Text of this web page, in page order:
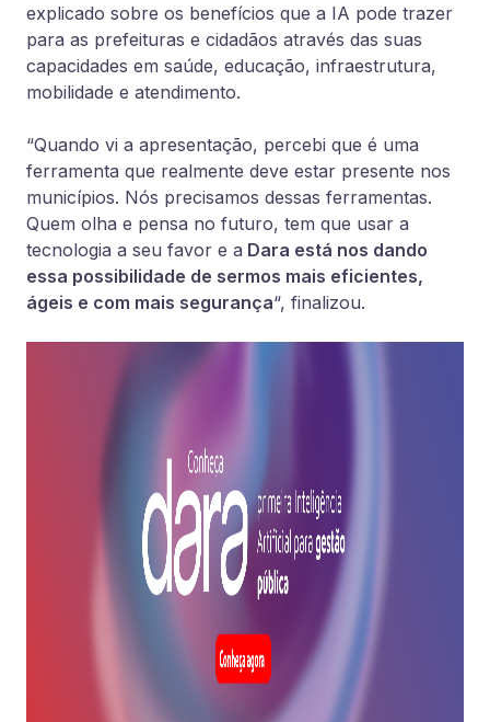
explicado sobre os benefícios que a IA pode trazer
para as prefeituras e cidadãos através das suas
capacidades em saúde, educação, infraestrutura,
mobilidade e atendimento.
“Quando vi a apresentação, percebi que é uma
ferramenta que realmente deve estar presente nos
municípios. Nós precisamos dessas ferramentas.
Quem olha e pensa no futuro, tem que usar a
tecnologia a seu favor e a Dara está nos dando
essa possibilidade de sermos mais eficientes,
ágeis e com mais segurança“, finalizou.